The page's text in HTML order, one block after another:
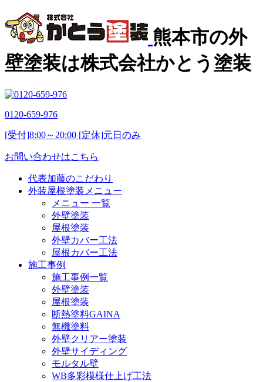
熊本市の外
壁塗装は株式会社かとう塗装
0120-659-976
[受付]8:00～20:00 [定休]元日のみ
お問い合わせはこちら
代表加藤のこだわり
外装屋根塗装メニュー
メニュー 一覧
外壁塗装
屋根塗装
外壁カバー工法
屋根カバー工法
施工事例
施工事例一覧
外壁塗装
屋根塗装
断熱塗料GAINA
無機塗料
外壁クリアー塗装
外壁サイディング
モルタル壁
WB多彩模様仕上げ工法